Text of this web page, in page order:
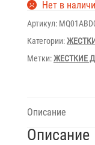
Нет в
Артикул:
Категории:
Метки:ЖЕСТКИЕ
Описание
Описание